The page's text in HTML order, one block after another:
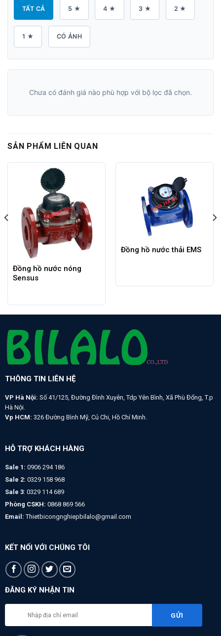
TẤT CẢ 5 ★ 4 ★ 3 ★ 2 ★
1 ★ CÓ ẢNH
Chưa có đánh giá nào phù hợp với bộ lọc đã chọn.
SẢN PHẨM LIÊN QUAN
Đồng hồ nước nóng
Sensus
Đồng hồ nước thải EMS
THÔNG TIN LIÊN HỆ
VP Hà Nội: Số 41/125, Đường Đình Xuyên, Tdp Yên Bình, Xã Phù Đổng, T.p
Hà Nội.
Vp HCM: 326 Đường Bình Mỹ, Củ Chi, Hồ Chí Minh.
HỖ TRỢ KHÁCH HÀNG
Sale 1: 0906 294 186
Sale 2: 0329 158 968
Sale 3: 0329 114 689
Phòng CSKH: 0868 869 566
Email: Thietbicongnghiepbilalo@gmail.com
KẾT NỐI VỚI CHÚNG TÔI
ĐĂNG KÝ NHẬN TIN